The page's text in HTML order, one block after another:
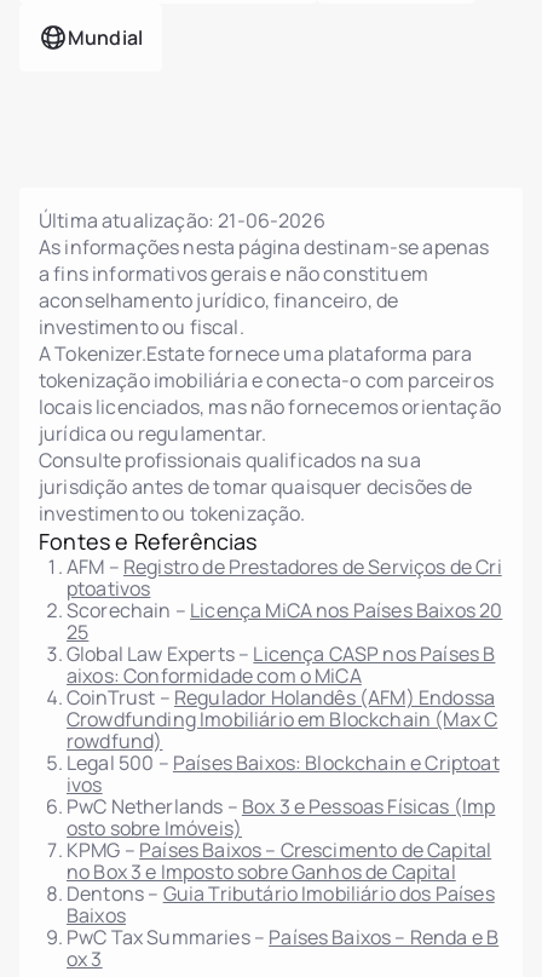
Mundial
Última atualização:21-06-2026
As informações nesta página destinam-se apenas
a fins informativos gerais e não constituem
aconselhamento jurídico, financeiro, de
investimento ou fiscal.
A Tokenizer.Estate fornece uma plataforma para
tokenização imobiliária e conecta-o com parceiros
locais licenciados, mas não fornecemos orientação
jurídica ou regulamentar.
Consulte profissionais qualificados na sua
jurisdição antes de tomar quaisquer decisões de
investimento ou tokenização.
Fontes e Referências
AFM – Registro de Prestadores de Serviços de Cri
ptoativos
Scorechain – Licença MiCA nos Países Baixos 20
25
Global Law Experts – Licença CASP nos Países B
aixos: Conformidade com o MiCA
CoinTrust – Regulador Holandês (AFM) Endossa
Crowdfunding Imobiliário em Blockchain (Max C
rowdfund)
Legal 500 – Países Baixos: Blockchain e Criptoat
ivos
PwC Netherlands – Box 3 e Pessoas Físicas (Imp
osto sobre Imóveis)
KPMG – Países Baixos – Crescimento de Capital
no Box 3 e Imposto sobre Ganhos de Capital
Dentons – Guia Tributário Imobiliário dos Países
Baixos
PwC Tax Summaries – Países Baixos – Renda e B
ox 3